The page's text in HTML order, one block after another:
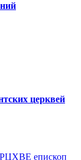
церквей